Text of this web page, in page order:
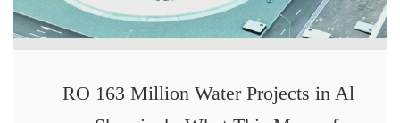
RO 163 Million Water Projects in Al